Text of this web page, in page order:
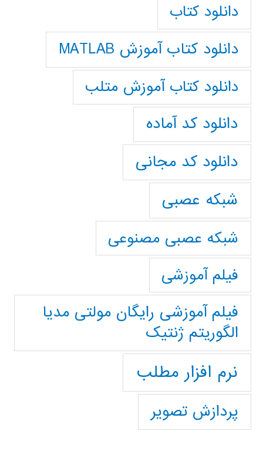
دانلود کتاب
دانلود کتاب آموزش MATLAB
دانلود کتاب آموزش متلب
دانلود کد آماده
دانلود کد مجانی
شبکه عصبی
شبکه عصبی مصنوعی
فیلم آموزشی
فیلم آموزشی رایگان مولتی مدیا
الگوریتم ژنتیک
نرم افزار مطلب
پردازش تصویر